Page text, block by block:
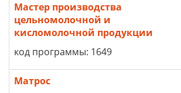
Мастер производства
цельномолочной и
кисломолочной продукции
код программы: 1649
Матрос